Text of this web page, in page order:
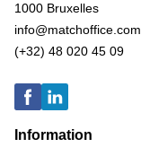
1000 Bruxelles
info@matchoffice.com
(+32) 48 020 45 09
Information